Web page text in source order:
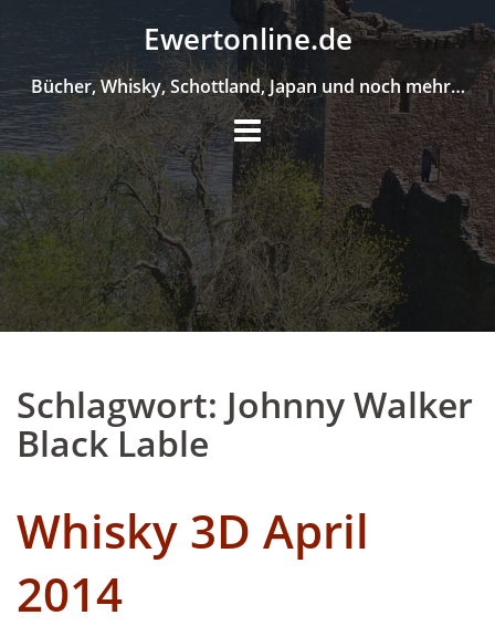
to
Ewertonline.de
Bücher, Whisky, Schottland, Japan und noch mehr…
Schlagwort: Johnny Walker
Black Lable
Whisky 3D April
2014